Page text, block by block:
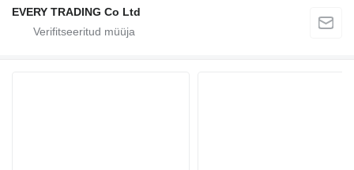
EVERY TRADING Co Ltd